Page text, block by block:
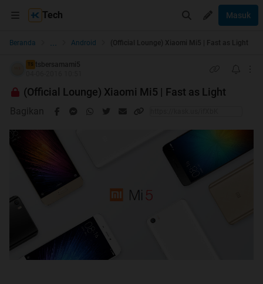
Tech Masuk
Beranda ... Android (Official Lounge) Xiaomi Mi5 | Fast as Light
TS
tsbersamami5
(Official Lounge) Xiaomi Mi5 | Fast as Light
Bagikan